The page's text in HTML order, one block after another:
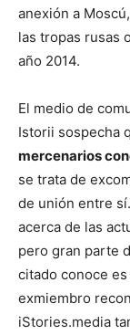
anexión a
las tropas rusas
año 2014.
El medio de
Istorii sospecha
mercenarios
se trata de
de unión entre
acerca de las
pero gran parte
citado conoce
exmiembro
iStories.media